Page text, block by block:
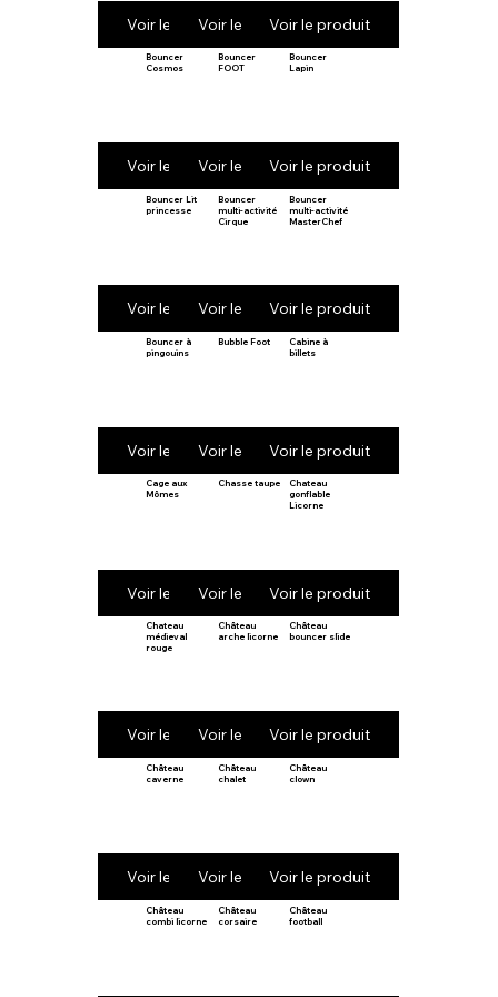
Voir le produitVoir le produitVoir le produit
Bouncer
Cosmos
Voir le produit
Bouncer
FOOT
Voir le produit
Bouncer
Lapin
Voir le produit
Bouncer Lit
princesse
Voir le produit
Bouncer
multi-activité
Cirque
Voir le produit
Bouncer
multi-activité
MasterChef
Voir le produit
Bouncer à
pingouins
Voir le produit
Bubble Foot
Voir le produit
Cabine à
billets
Voir le produit
Cage aux
Mômes
Voir le produit
Chasse taupe
Voir le produit
Chateau
gonflable
Licorne
Voir le produit
Chateau
médieval
rouge
Voir le produit
Château
arche licorne
Voir le produit
Château
bouncer slide
Voir le produit
Château
caverne
Voir le produit
Château
chalet
Voir le produit
Château
clown
Voir le produit
Château
combi licorne
Château
corsaire
Château
football